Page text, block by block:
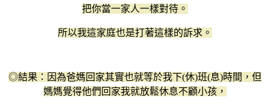
把你當一家人一樣對待。
所以我這家庭也是打著這樣的訴求。
◎結果：因為爸媽回家其實也就等於我下(休)班(息)時間，但
媽媽覺得他們回家我就放鬆休息不顧小孩，